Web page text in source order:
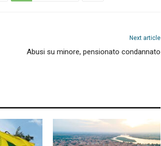
Next article
Abusi su minore, pensionato condannato